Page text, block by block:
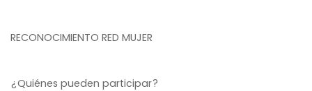
RECONOCIMIENTO RED MUJER
¿Quiénes pueden participar?